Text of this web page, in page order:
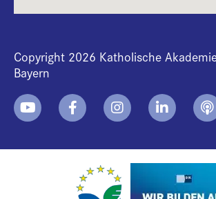
Copyright 2026 Katholische
Bayern